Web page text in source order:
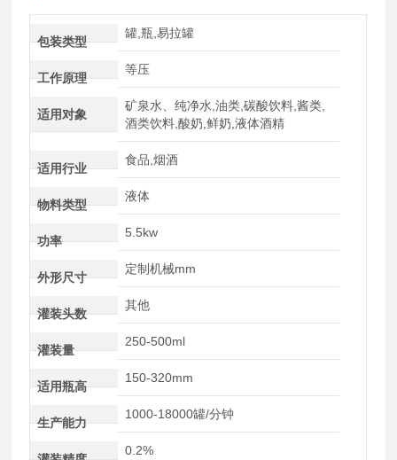
包装类型
罐,瓶,易拉罐
工作原理
等压
适用对象
矿泉水、纯净水,油类,碳酸饮料,酱类,
酒类饮料,酸奶,鲜奶,液体酒精
适用行业
食品,烟酒
物料类型
液体
功率
5.5kw
外形尺寸
定制机械mm
灌装头数
其他
灌装量
250-500ml
适用瓶高
150-320mm
生产能力
1000-18000罐/分钟
0.2%